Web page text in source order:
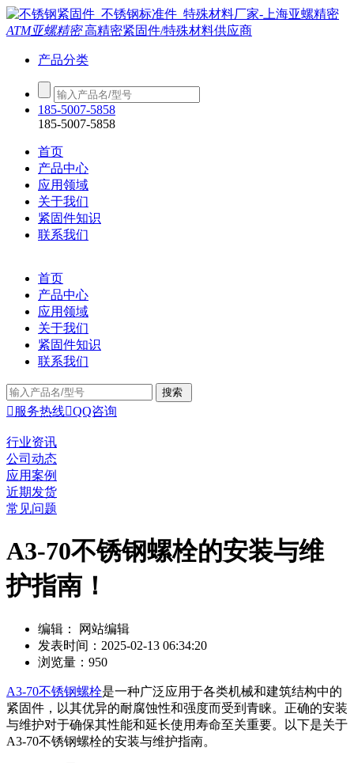
ATM亚螺精密高精密紧固件/特殊材料供应商
产品分类
185-5007-5858
185-5007-5858
首页
产品中心
应用领域
关于我们
紧固件知识
联系我们
首页
产品中心
应用领域
关于我们
紧固件知识
联系我们
 服务热线QQ咨询
行业资讯
公司动态
应用案例
近期发货
常见问题
A3-70不锈钢螺栓的安装与维
护指南！
编辑： 网站编辑
发表时间：2025-02-13 06:34:20
浏览量：950
A3-70不锈钢螺栓是一种广泛应用于各类机械和建筑结构中的
紧固件，以其优异的耐腐蚀性和强度而受到青睐。正确的安装
与维护对于确保其性能和延长使用寿命至关重要。以下是关于
A3-70不锈钢螺栓的安装与维护指南。